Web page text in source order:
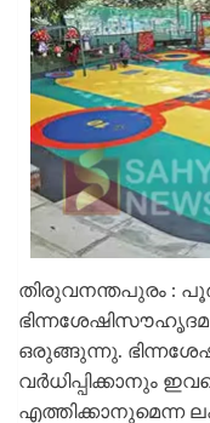
തിരുവനന്തപുരം :
ഒരുങ്ങുന്നു.
വർധിപ്പിക്കാനും
എത്തിക്കാനുമെന്ന